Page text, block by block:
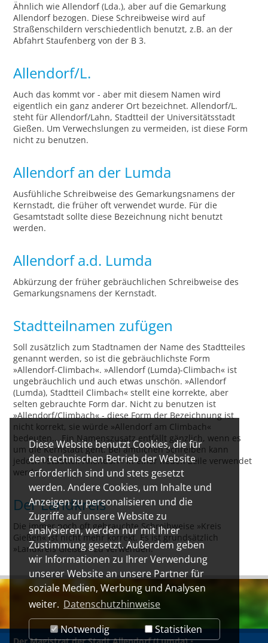
Diese Website benutzt Cookies, die für
den technischen Betrieb der Website
erforderlich sind und stets gesetzt
werden. Andere Cookies, um Inhalte und
Anzeigen zu personalisieren und die
Zugriffe auf unsere Website zu
analysieren, werden nur mit Ihrer
Zustimmung gesetzt. Außerdem geben
wir Informationen zu Ihrer Verwendung
unserer Website an unsere Partner für
soziale Medien, Werbung und Analysen
weiter. Datenschutzhinweise
Notwendig
Statistiken
Ähnlich wie Allendorf (Lda.), aber auf die Gemarkung
Allendorf bezogen. Diese Schreibweise wird auf
Straßenschildern verschiedentlich benutzt, z.B. an der
Abfahrt Staufenberg von der B 3.
Allendorf/L.
Auch das kommt vor - aber mit diesem Namen wird
eigentlich ein ganz anderer Ort bezeichnet. Allendorf/L.
steht für Allendorf/Lahn, Stadtteil der Universitätsstadt
Gießen. Um Verwechslungen zu vermeiden, ist diese Form
nicht zu benutzen.
Allendorf an der Lumda
Ausfühliche Schreibweise des Gemarkungsnamens der
Kernstadt, die früher oft verwendet wurde. Für die
Gesamtstadt sollte diese Bezeichnung nicht benutzt
werden.
Allendorf a.d. Lumda
Abkürzung der früher gebräuchlichen Schreibweise des
Gemarkungsnamens der Kernstadt.
Stadtteilnamen zufügen
Soll zusätzlich zum Stadtnamen der Name des Stadtteiles
genannt werden, so ist die gebräuchlichste Form
»Allendorf-Climbach«. »Allendorf (Lumda)-Climbach« ist
ungebräuchlich und auch etwas unschön. »Allendorf
(Lumda), Stadtteil Climbach« stellt eine korrekte, aber
selten gebrauchte Form dar. Nicht zu benutzen ist
»Allendorf/Climbach« - diese Form der Bezeichnung ist
nicht korrekt, sie würde »Allendorf am Climbach«
bedeuten... Ein Namenszusatz entfällt gänzlich, wenn es
um die Kernstadt geht. Bei amtlichen Schreiben kann
jedoch »Stadtteil Allendorf« in einer neuen Zeile verwendet
werden.
Der Landkreis
Die immer noch oft gebrauchte Schreibweise »Kreis
Gießen« ist nicht mehr korrekt. Es ist grundsätzlich
»Landkreis Gießen« zu verwenden.